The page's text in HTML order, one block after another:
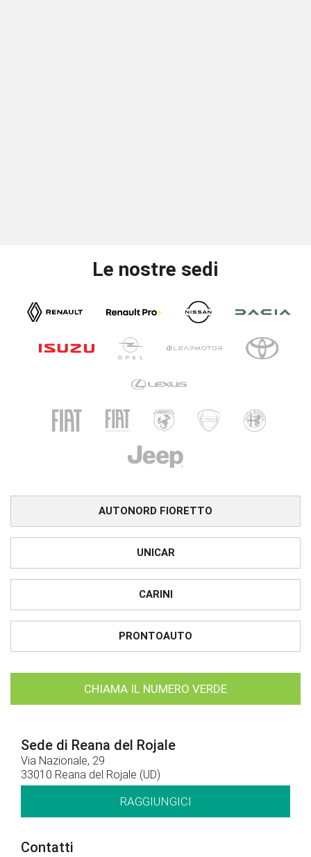
Le nostre sedi
AUTONORD FIORETTO
UNICAR
CARINI
PRONTOAUTO
CHIAMA IL NUMERO VERDE
Sede di Reana del Rojale
Via Nazionale, 29
33010 Reana del Rojale (UD)
RAGGIUNGICI
Contatti